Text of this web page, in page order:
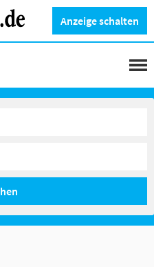
Anzeige schalten